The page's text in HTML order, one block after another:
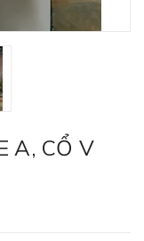
A, CỔ V